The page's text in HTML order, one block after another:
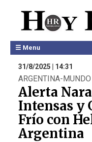
☰ Menu
31/8/2025 | 14:31
ARGENTINA-MUNDO
Alerta
Intensas y
Frío con
Argentina